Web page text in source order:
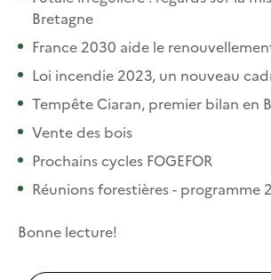
Bretagne
France 2030 aide le
Loi incendie 2023, un nouveau
Tempête Ciaran, premier bilan en
Vente des bois
Prochains cycles FOGEFOR
Réunions forestières - programme
Bonne lecture!